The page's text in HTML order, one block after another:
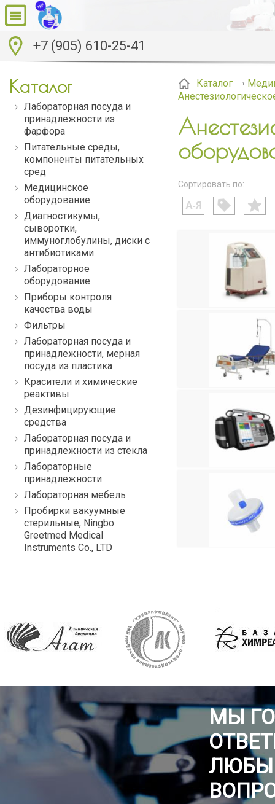
+7 (905) 610-25-41
Каталог
Лабораторная посуда и
принадлежности из
фарфора
Питательные среды,
компоненты питательных
сред
Медицинское
оборудование
Диагностикумы,
сыворотки,
иммуноглобулины, диски с
антибиотиками
Лабораторное
оборудование
Приборы контроля
качества воды
Фильтры
Лабораторная посуда и
принадлежности, мерная
посуда из пластика
Красители и химические
реактивы
Дезинфицирующие
средства
Лабораторная посуда и
принадлежности из стекла
Лабораторные
принадлежности
Лабораторная мебель
Пробирки вакуумные
стерильные, Ningbo
Greetmed Medical
Instruments Co., LTD
Каталог
Сортировать по:
МЫ